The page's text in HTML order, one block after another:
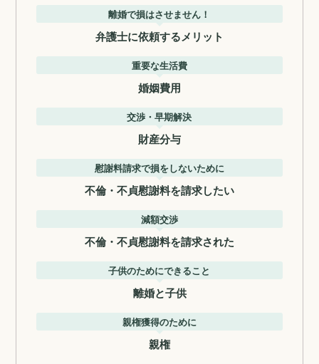
離婚で損はさせません！
弁護士に依頼するメリット
重要な生活費
婚姻費用
交渉・早期解決
財産分与
慰謝料請求で損をしないために
不倫・不貞慰謝料を請求したい
減額交渉
不倫・不貞慰謝料を請求された
子供のためにできること
離婚と子供
親権獲得のために
親権